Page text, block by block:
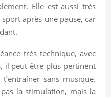
Elle est aussi très
après une pause, car
très technique, avec
il peut être plus pertinent
sans musique.
la stimulation, mais la